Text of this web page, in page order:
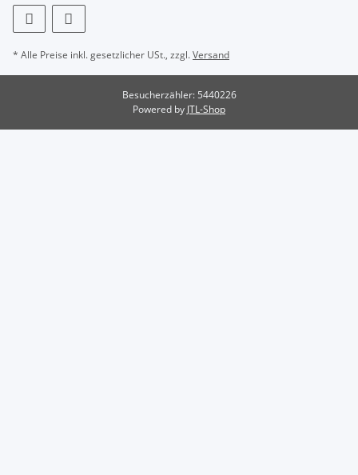
* Alle Preise inkl. gesetzlicher USt., zzgl.Versand
Besucherzähler: 5440226
Powered by JTL-Shop